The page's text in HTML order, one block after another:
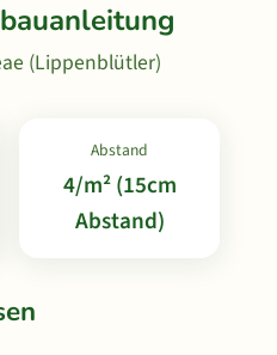
(Lippenblütler)
Abstand
4/m² (15cm
Abstand)